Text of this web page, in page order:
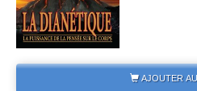
AJOUTER